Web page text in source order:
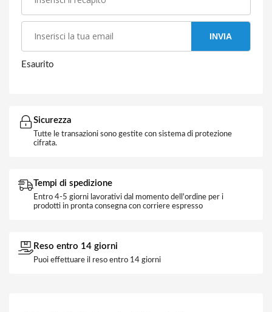
INVIA
Esaurito
Sicurezza
Tutte le transazioni sono gestite con sistema di protezione
cifrata.
Tempi di spedizione
Entro 4-5 giorni lavorativi dal momento dell'ordine per i
prodotti in pronta consegna con corriere espresso
Reso entro 14 giorni
Puoi effettuare il reso entro 14 giorni